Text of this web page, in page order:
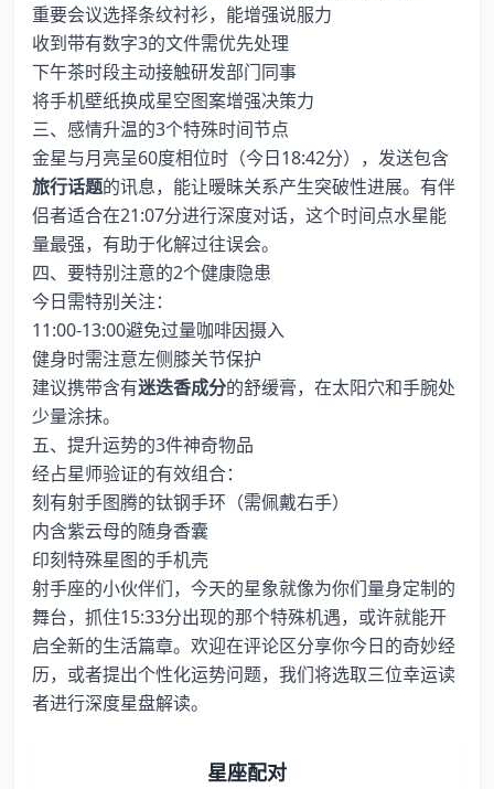
重要会议选择条纹衬衫，能增强说服力
收到带有数字3的文件需优先处理
下午茶时段主动接触研发部门同事
将手机壁纸换成星空图案增强决策力
三、感情升温的3个特殊时间节点
金星与月亮呈60度相位时（今日18:42分），发送包含
旅行话题的讯息，能让暧昧关系产生突破性进展。有伴
侣者适合在21:07分进行深度对话，这个时间点水星能
量最强，有助于化解过往误会。
四、要特别注意的2个健康隐患
今日需特别关注：
11:00-13:00避免过量咖啡因摄入
健身时需注意左侧膝关节保护
建议携带含有迷迭香成分的舒缓膏，在太阳穴和手腕处
少量涂抹。
五、提升运势的3件神奇物品
经占星师验证的有效组合：
刻有射手图腾的钛钢手环（需佩戴右手）
内含紫云母的随身香囊
印刻特殊星图的手机壳
射手座的小伙伴们，今天的星象就像为你们量身定制的
舞台，抓住15:33分出现的那个特殊机遇，或许就能开
启全新的生活篇章。欢迎在评论区分享你今日的奇妙经
历，或者提出个性化运势问题，我们将选取三位幸运读
者进行深度星盘解读。
星座配对